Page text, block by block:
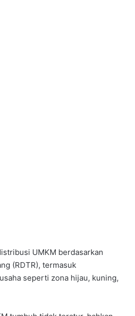
UMKM berdasarkan
(RDTR), termasuk
seperti zona hijau, kuning,